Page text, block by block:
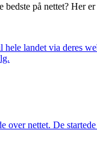
på nettet? Her
landet via deres
nettet. De